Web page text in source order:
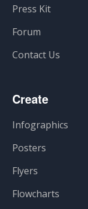
Press Kit
Forum
Contact Us
Create
Infographics
Posters
Flyers
Flowcharts